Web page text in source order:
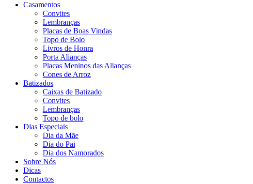
Casamentos
Convites
Lembranças
Placas de Boas Vindas
Topo de Bolo
Livros de Honra
Porta Alianças
Placas Meninos das Alianças
Cones de Arroz
Batizados
Caixas de Batizado
Convites
Lembranças
Topo de bolo
Dias Especiais
Dia da Mãe
Dia do Pai
Dia dos Namorados
Sobre Nós
Dicas
Contactos